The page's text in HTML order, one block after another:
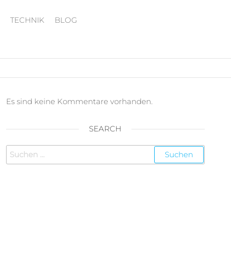
TECHNIK BLOG
Es sind keine Kommentare vorhanden.
SEARCH
Suchen
nach: